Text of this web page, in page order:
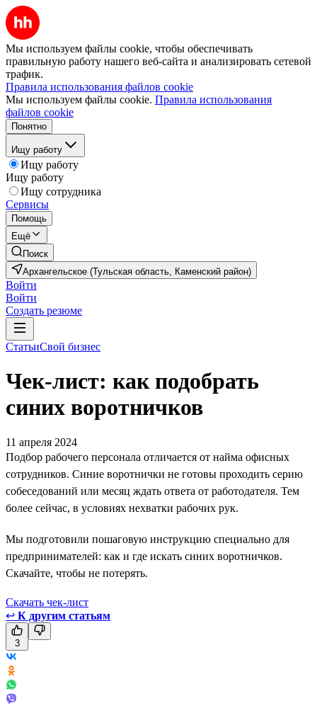
Мы используем файлы cookie, чтобы обеспечивать
правильную работу нашего веб-сайта и анализировать сетевой
трафик.
Правила использования файлов cookie
Мы используем файлы cookie. Правила использования
файлов cookie
Понятно
Ищу работу
Ищу работу
Ищу работу
Ищу сотрудника
Сервисы
Помощь
Ещё
Поиск
Архангельское (Тульская область, Каменский район)
Войти
Войти
Создать резюме
СтатьиСвой бизнес
Чек-лист: как подобрать
синих воротничков
11 апреля 2024
Подбор рабочего персонала отличается от найма офисных
сотрудников. Синие воротнички не готовы проходить серию
собеседований или месяц ждать ответа от работодателя. Тем
более сейчас, в условиях нехватки рабочих рук.
Мы подготовили пошаговую инструкцию специально для
предпринимателей: как и где искать синих воротничков.
Скачайте, чтобы не потерять.
Скачать чек-лист
↩ К другим статьям
3